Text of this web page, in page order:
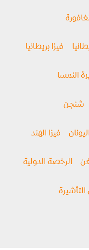
فيزا بريطانيا
النمسا
شنجن
فيزا الهند
الرخصة الدولية
التأشيرة